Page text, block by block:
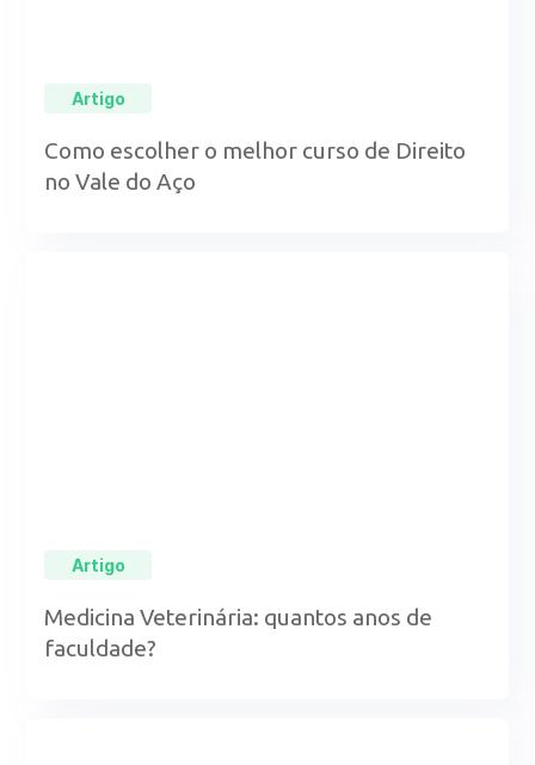
Artigo
Como escolher o melhor curso de Direito
no Vale do Aço
Artigo
Medicina Veterinária: quantos anos de
faculdade?